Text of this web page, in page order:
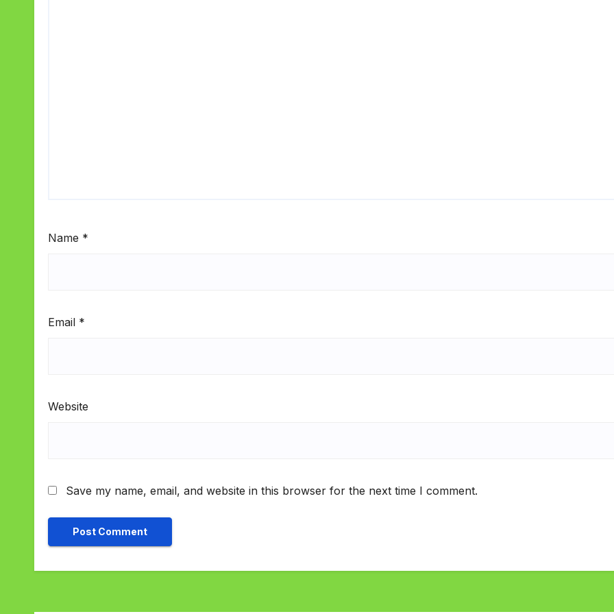
Name *
Email *
Website
Save my name, email, and website in this browser for the next time I comment.